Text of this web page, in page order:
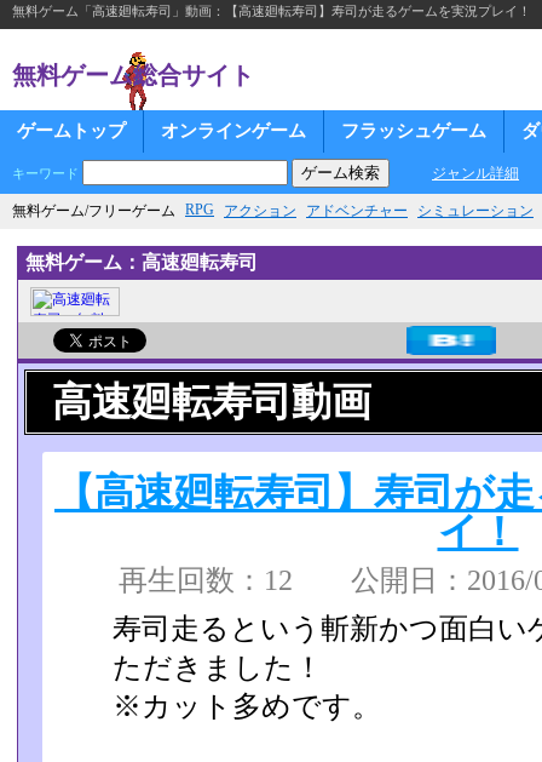
無料ゲーム「高速廻転寿司」動画：【高速廻転寿司】寿司が走るゲームを実況プレイ！
無料ゲーム総合サイト
ゲームトップ オンラインゲーム フラッシュゲーム
キーワード ジャンル詳細
無料ゲーム/フリーゲーム RPG アクション アドベンチャー シミュレーション
無料ゲーム：高速廻転寿司
高速廻転寿司動画
【高速廻転寿司】寿司が
イ！
再生回数：12 公開日：2016/
寿司走るという斬新かつ面白い
ただきました！
※カット多めです。